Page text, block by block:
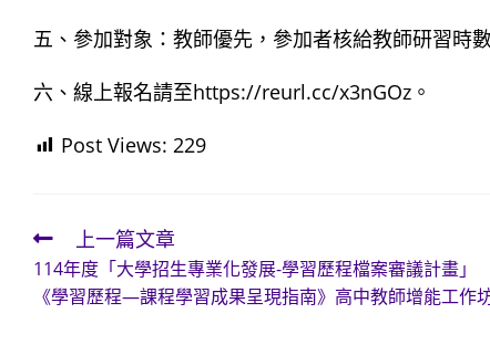
五、參加對象：教師優先，參加者核給教師研習時
六、線上報名請至https://reurl.cc/x3nGOz。
Post Views: 229
Read
more
articles
上一篇文章
114年度「大學招生專業化發展-學習歷程檔案審議計畫」
《學習歷程—課程學習成果呈現指南》高中教師增能工作